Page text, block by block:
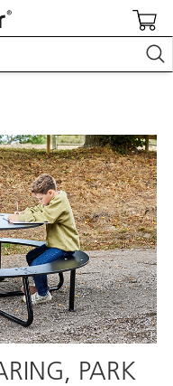
PARK